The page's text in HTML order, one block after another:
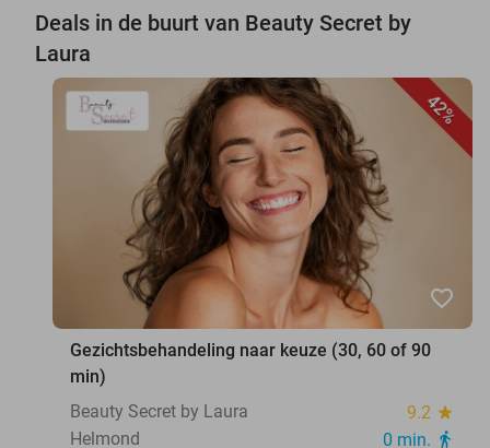
Deals in de buurt van Beauty Secret by
Laura
42%
favorite_border
Gezichtsbehandeling naar keuze (30, 60 of 90
min)
Beauty Secret by Laura
9.2 star
Helmond 0 min. directions_walk